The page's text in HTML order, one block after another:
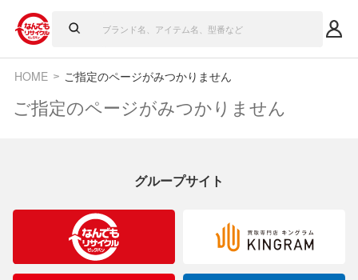
HOME ご指定のページがみつかりません
ご指定のページがみつかりません
グループサイト